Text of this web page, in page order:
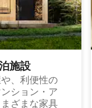
施⁠設
、利便性の
ション・ア
ざまな家具